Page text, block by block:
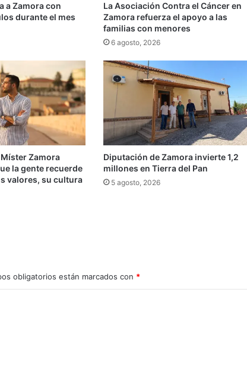
a Zamora con
durante el mes
La Asociación Contra el Cáncer en
Zamora refuerza el apoyo a las
familias con menores
6 agosto, 2026
Zamora
la gente recuerde
valores, su cultura
Diputación de Zamora invierte 1,2
millones en Tierra del Pan
5 agosto, 2026
obligatorios están marcados con *